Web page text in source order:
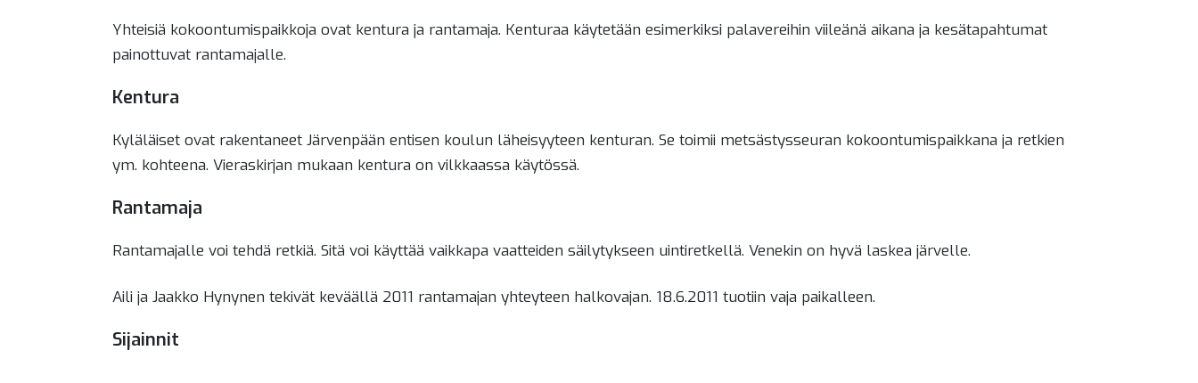
Yhteisiä kokoontumispaikkoja ovat kentura ja rantamaja. Kenturaa käytetään esimerkiksi palavereihin viileänä aikana ja kesätapahtumat
painottuvat rantamajalle.
Kentura
Kyläläiset ovat rakentaneet Järvenpään entisen koulun läheisyyteen kenturan. Se toimii metsästysseuran kokoontumispaikkana ja retkien
ym. kohteena. Vieraskirjan mukaan kentura on vilkkaassa käytössä.
Rantamaja
Rantamajalle voi tehdä retkiä. Sitä voi käyttää vaikkapa vaatteiden säilytykseen uintiretkellä. Venekin on hyvä laskea järvelle.
Aili ja Jaakko Hynynen tekivät keväällä 2011 rantamajan yhteyteen halkovajan. 18.6.2011 tuotiin vaja paikalleen.
Sijainnit